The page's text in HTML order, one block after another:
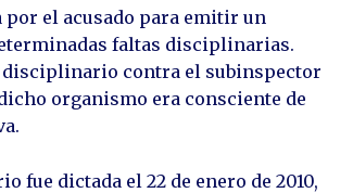
por el acusado para emitir un
faltas disciplinarias.
disciplinario contra el subinspector
organismo era consciente de
dictada el 22 de enero de 2010,